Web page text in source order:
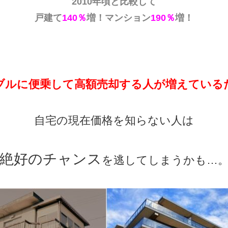
戸建て140％増！マンション190％増！
ルに便乗して高額売却する人が増えている
自宅の現在価格を知らない人は
好のチャンス を逃してしまうかも…